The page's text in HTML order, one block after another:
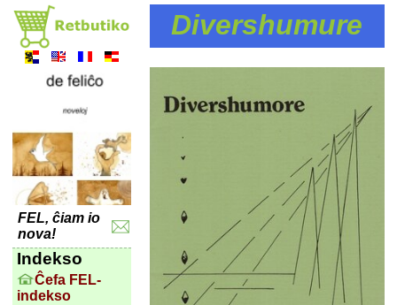
FEL, ĉiam io
nova!
Indekso
Ĉefa FEL-
indekso
Divershumure